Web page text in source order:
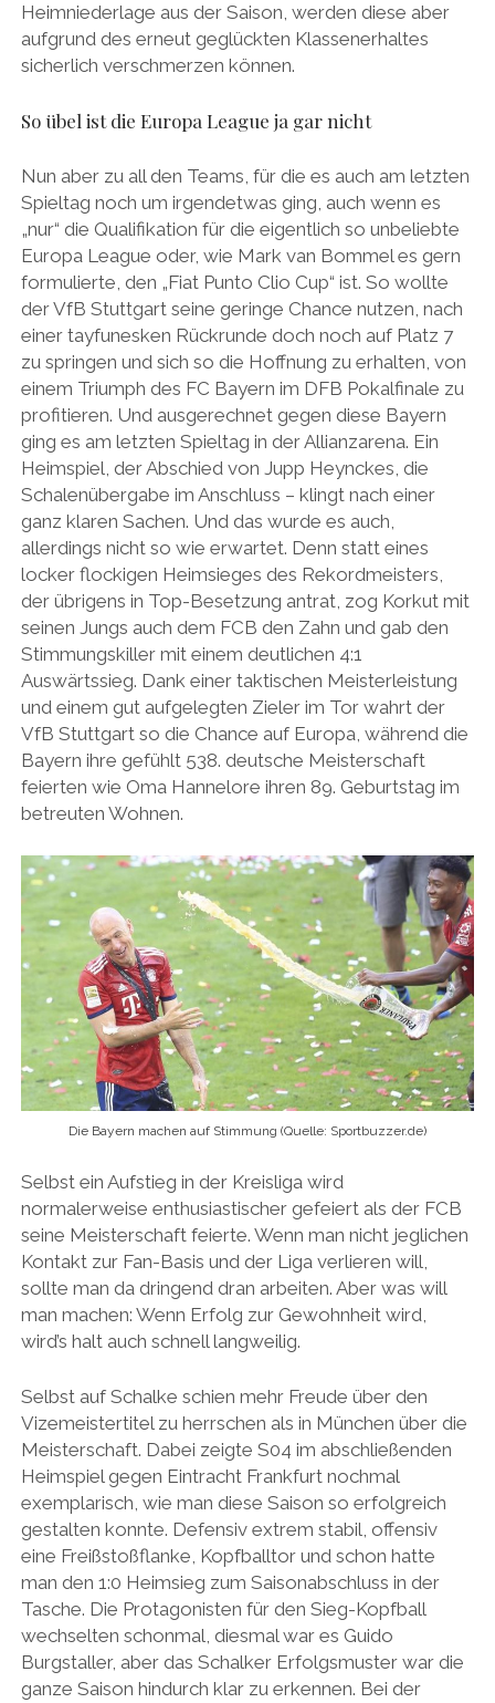
Heimniederlage aus der Saison, werden diese aber
aufgrund des erneut geglückten Klassenerhaltes
sicherlich verschmerzen können.
So übel ist die Europa League ja gar nicht
Nun aber zu all den Teams, für die es auch am letzten
Spieltag noch um irgendetwas ging, auch wenn es
„nur“ die Qualifikation für die eigentlich so unbeliebte
Europa League oder, wie Mark van Bommel es gern
formulierte, den „Fiat Punto Clio Cup“ ist. So wollte
der VfB Stuttgart seine geringe Chance nutzen, nach
einer tayfunesken Rückrunde doch noch auf Platz 7
zu springen und sich so die Hoffnung zu erhalten, von
einem Triumph des FC Bayern im DFB Pokalfinale zu
profitieren. Und ausgerechnet gegen diese Bayern
ging es am letzten Spieltag in der Allianzarena. Ein
Heimspiel, der Abschied von Jupp Heynckes, die
Schalenübergabe im Anschluss – klingt nach einer
ganz klaren Sachen. Und das wurde es auch,
allerdings nicht so wie erwartet. Denn statt eines
locker flockigen Heimsieges des Rekordmeisters,
der übrigens in Top-Besetzung antrat, zog Korkut mit
seinen Jungs auch dem FCB den Zahn und gab den
Stimmungskiller mit einem deutlichen 4:1
Auswärtssieg. Dank einer taktischen Meisterleistung
und einem gut aufgelegten Zieler im Tor wahrt der
VfB Stuttgart so die Chance auf Europa, während die
Bayern ihre gefühlt 538. deutsche Meisterschaft
feierten wie Oma Hannelore ihren 89. Geburtstag im
betreuten Wohnen.
Die Bayern machen auf Stimmung (Quelle: Sportbuzzer.de)
Selbst ein Aufstieg in der Kreisliga wird
normalerweise enthusiastischer gefeiert als der FCB
seine Meisterschaft feierte. Wenn man nicht jeglichen
Kontakt zur Fan-Basis und der Liga verlieren will,
sollte man da dringend dran arbeiten. Aber was will
man machen: Wenn Erfolg zur Gewohnheit wird,
wird’s halt auch schnell langweilig.
Selbst auf Schalke schien mehr Freude über den
Vizemeistertitel zu herrschen als in München über die
Meisterschaft. Dabei zeigte S04 im abschließenden
Heimspiel gegen Eintracht Frankfurt nochmal
exemplarisch, wie man diese Saison so erfolgreich
gestalten konnte. Defensiv extrem stabil, offensiv
eine Freißstoßflanke, Kopfballtor und schon hatte
man den 1:0 Heimsieg zum Saisonabschluss in der
Tasche. Die Protagonisten für den Sieg-Kopfball
wechselten schonmal, diesmal war es Guido
Burgstaller, aber das Schalker Erfolgsmuster war die
ganze Saison hindurch klar zu erkennen. Bei der